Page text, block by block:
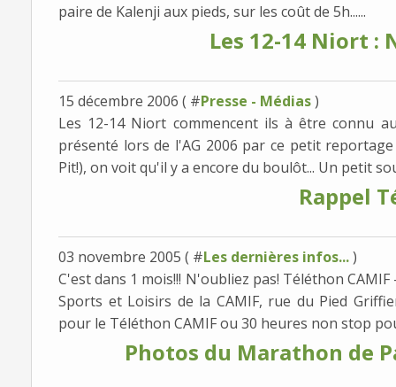
paire de Kalenji aux pieds, sur les coût de 5h......
Les 12-14 Niort :
15 décembre 2006 ( #Presse - Médias)
Les 12-14 Niort commencent ils à être connu
présenté lors de l'AG 2006 par ce petit
Pit!), on voit qu'il y a encore du boulôt... Un petit
Rappel
03 novembre 2005 ( #Les dernières infos...)
C'est dans 1 mois!!! N'oubliez pas! Téléthon
Sports et Loisirs de la CAMIF, rue du Pied
pour le Téléthon CAMIF ou 30 heures non stop
Photos du Marathon de